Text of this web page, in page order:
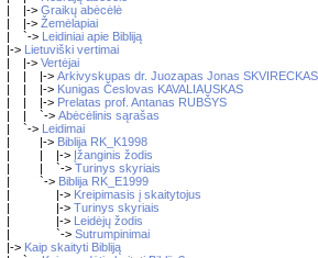
| |-> Graikų abėcėlė
| |-> Žemėlapiai
| `-> Leidiniai apie Bibliją
|-> Lietuviški vertimai
| |-> Vertėjai
| | |-> Arkivyskupas dr. Juozapas Jonas SKVIRECKAS
| | |-> Kunigas Česlovas KAVALIAUSKAS
| | |-> Prelatas prof. Antanas RUBŠYS
| | `-> Abėcėlinis sąrašas
| `-> Leidimai
| |-> Biblija RK_K1998
| | |-> Įžanginis žodis
| | `-> Turinys skyriais
| `-> Biblija RK_E1999
| |-> Kreipimasis į skaitytojus
| |-> Turinys skyriais
| |-> Leidėjų žodis
| `-> Sutrumpinimai
|-> Kaip skaityti Bibliją